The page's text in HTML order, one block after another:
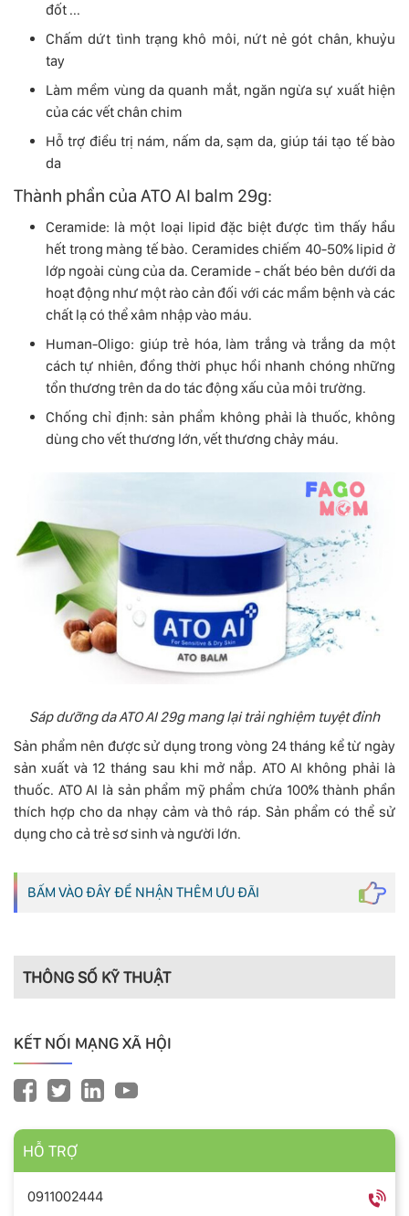
đốt ...
Chấm dứt tình trạng khô môi, nứt nẻ gót chân, khuỷu
tay
Làm mềm vùng da quanh mắt, ngăn ngừa sự xuất hiện
của các vết chân chim
Hỗ trợ điều trị nám, nấm da, sạm da, giúp tái tạo tế bào
da
Thành phần của ATO AI balm 29g:
Ceramide: là một loại lipid đặc biệt được tìm thấy hầu
hết trong màng tế bào. Ceramides chiếm 40-50% lipid ở
lớp ngoài cùng của da. Ceramide - chất béo bên dưới da
hoạt động như một rào cản đối với các mầm bệnh và các
chất lạ có thể xâm nhập vào máu.
Human-Oligo: giúp trẻ hóa, làm trắng và trắng da một
cách tự nhiên, đồng thời phục hồi nhanh chóng những
tổn thương trên da do tác động xấu của môi trường.
Chống chỉ định: sản phẩm không phải là thuốc, không
dùng cho vết thương lớn, vết thương chảy máu.
Sáp dưỡng da ATO AI 29g mang lại trải nghiệm tuyệt đỉnh
Sản phẩm nên được sử dụng trong vòng 24 tháng kể từ ngày
sản xuất và 12 tháng sau khi mở nắp. ATO AI không phải là
thuốc. ATO AI là sản phẩm mỹ phẩm chứa 100% thành phần
thích hợp cho da nhạy cảm và thô ráp. Sản phẩm có thể sử
dụng cho cả trẻ sơ sinh và người lớn.
BẤM VÀO ĐÂY ĐỂ NHẬN THÊM ƯU ĐÃI
THÔNG SỐ KỸ THUẬT
KẾT NỐI MẠNG XÃ HỘI
HỖ TRỢ
0911002444